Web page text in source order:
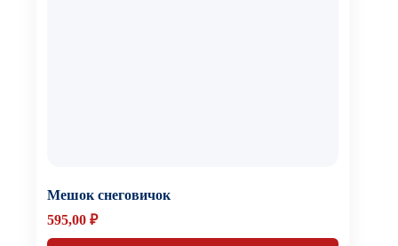
Мешок снеговичок
595,00 ₽